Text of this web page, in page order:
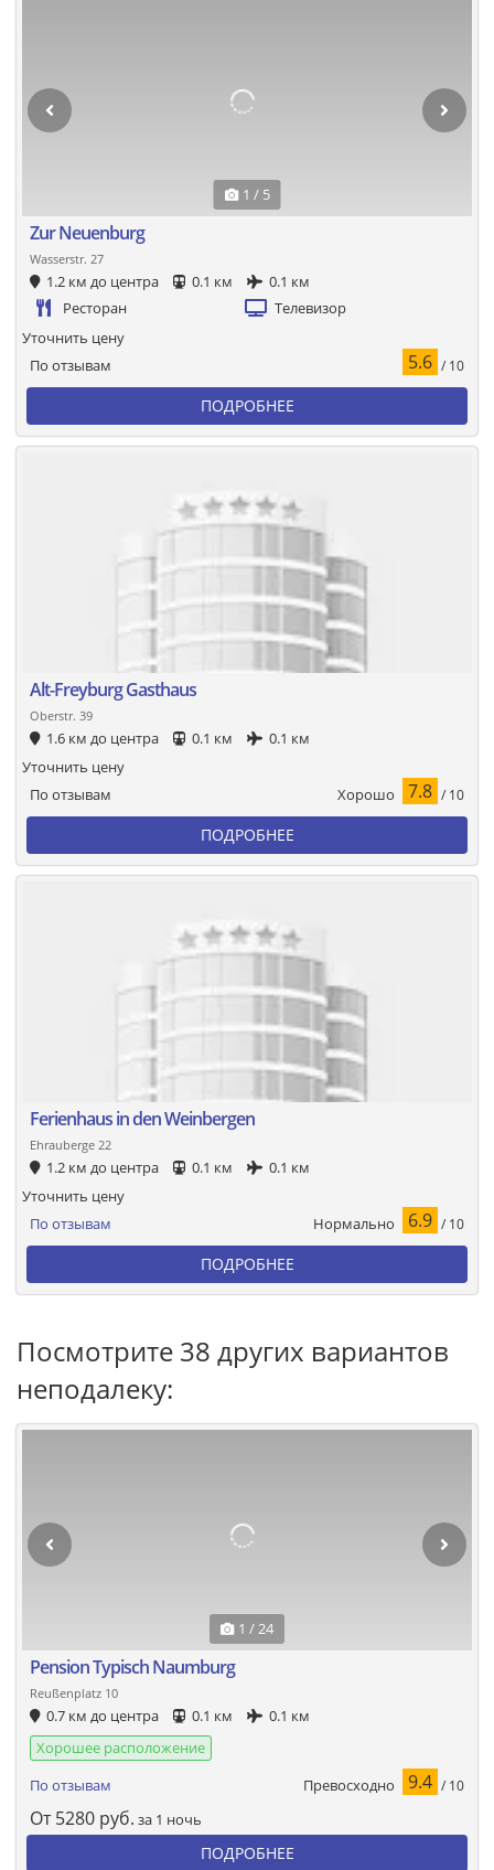
1 / 5
Zur Neuenburg
Wasserstr. 27
1.2 км до центра 0.1 км
0.1 км
Ресторан
Телевизор
По отзывам 5.6 / 10
Уточнить цену
ПОДРОБНЕЕ
Alt-Freyburg Gasthaus
Oberstr. 39
1.6 км до центра 0.1 км 0.1 км
По отзывам Хорошо 7.8 / 10
Уточнить цену
ПОДРОБНЕЕ
Ferienhaus in den Weinbergen
Ehrauberge 22
1.2 км до центра 0.1 км 0.1 км
По отзывам Нормально 6.9 / 10
Уточнить цену
ПОДРОБНЕЕ
Посмотрите 38 других вариантов
неподалеку:
1 / 24
Pension Typisch Naumburg
Reußenplatz 10
0.7 км до центра 0.1 км
0.1 км
Хорошее расположение
По отзывам
Превосходно 9.4 / 10
От 5280 руб. за 1 ночь
ПОДРОБНЕЕ